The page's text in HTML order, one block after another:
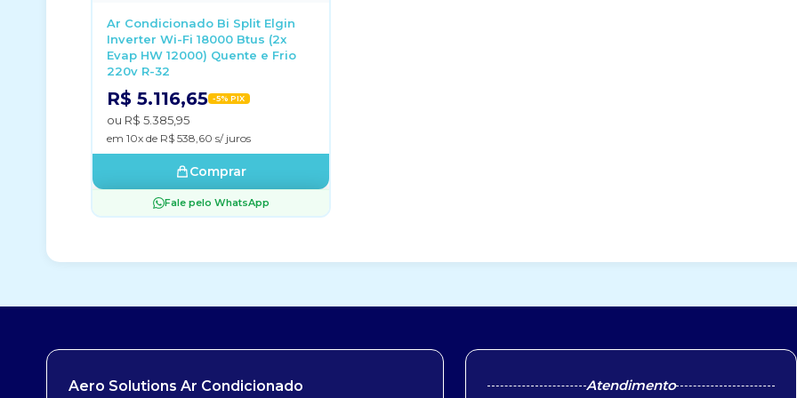
Ar Condicionado Bi Split Elgin
Inverter Wi-Fi 18000 Btus (2x
Evap HW 12000) Quente e Frio
220v R-32
R$ 5.116,65 -5% PIX
ou R$ 5.385,95
em 10x de R$ 538,60 s/ juros
Comprar
Fale pelo WhatsApp
Aero Solutions Ar Condicionado Atendimento